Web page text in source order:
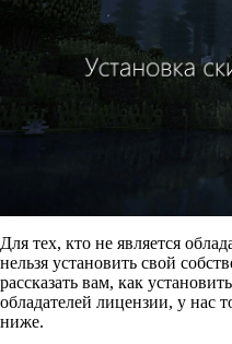
Для тех, кто не является
нельзя установить свой
рассказать вам, как
обладателей лицензии, у нас
ниже.